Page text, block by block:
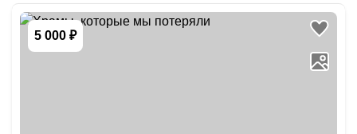
5 000 ₽